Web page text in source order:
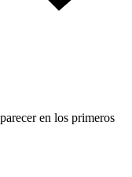
en los primeros